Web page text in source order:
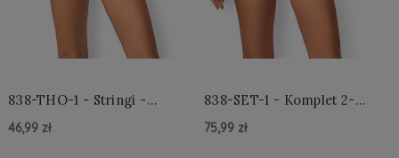
838-THO-1 - Stringi -
46,99 zł
838-SET-1 - Komplet 2-
75,99 zł